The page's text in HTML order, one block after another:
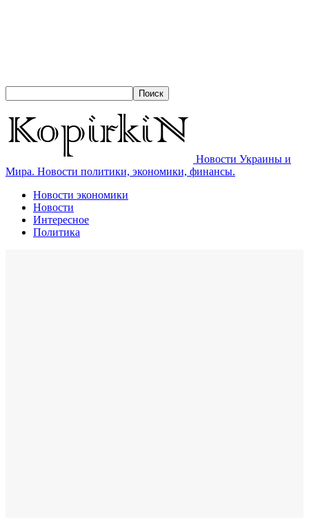
Новости Украины и
Мира. Новости политики, экономики, финансы.
Новости экономики
Новости
Интересное
Политика